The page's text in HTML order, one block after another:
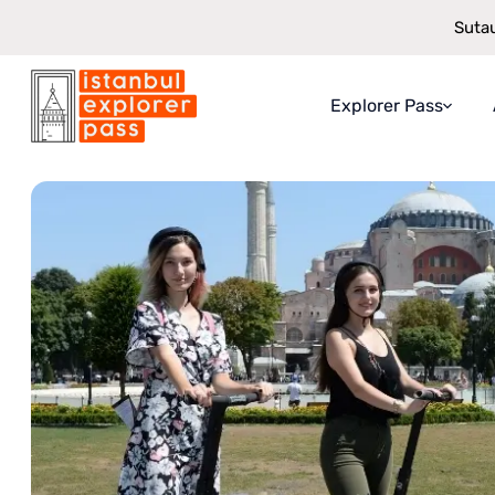
Explorer Pass
Ką gaunate
Kaip tai veikia
Taupymo
Istanbul Explorer Pass